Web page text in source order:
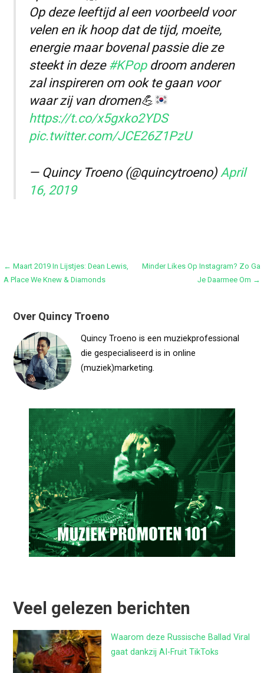
Op deze leeftijd al een voorbeeld voor
velen en ik hoop dat de tijd, moeite,
energie maar bovenal passie die ze
steekt in deze #KPopdroom anderen
zal inspireren om ook te gaan voor
waar zij van dromen💪
https://t.co/x5gxko2YDS
pic.twitter.com/JCE26Z1PzU
— Quincy Troeno (@quincytroeno)April
16, 2019
Bericht
← Maart 2019 In Lijstjes: Dean Lewis,
A Place We Knew & Diamonds
Minder Likes Op Instagram? Zo Ga
Je Daarmee Om →
Over Quincy Troeno
Quincy Troeno is een muziekprofessional
die gespecialiseerd is in online
(muziek)marketing.
Veel gelezen berichten
Waarom deze Russische Ballad Viral
gaat dankzij AI-Fruit TikToks